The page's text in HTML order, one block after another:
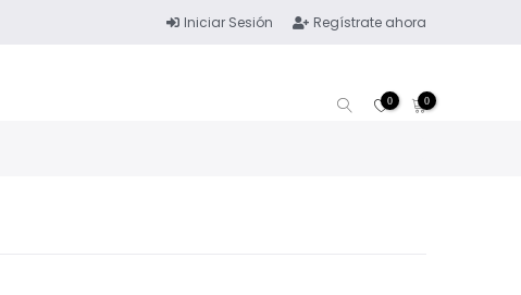
Iniciar Sesión Regístrate ahora
0 0